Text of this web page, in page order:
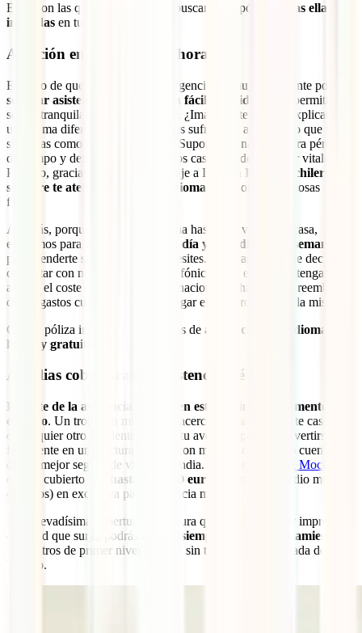
Estas son las que sin duda debes buscar en tu póliza,
todas ellas
incluidas en tu
Atención en tu idioma 24 horas
En caso de que surgiera alguna urgencia, es muy importante poder
solicitar asistencia de una forma fácil y rápida
que te permita
seguir tranquilamente con tu viaje. ¿Imaginas tener que explicar en
un idioma diferente al tuyo que has sufrido un accidente o que tienes
síntomas como fiebre o malestar? Supondría una verdadera pérdida
de tiempo y detalles que en muchos casos pueden resultar vitales.
Por ello, gracias a tu seguro de viaje a Islandia IATI Mochilero
siempre te atenderemos en tu idioma para ponerte las cosas
fáciles.
Además, porque el viaje no termina hasta que vuelves a casa,
estaremos para ti
las 24 horas del día y los 7 días de la semana
para atenderte siempre que lo necesites. Si durante tu viaje decides
contactar con nosotros por vía telefónica, para evitar que tengas que
asumir el coste de la llamada internacional, te haremos el reembolso
de los gastos cuando nos hagas llegar el comprobante de la misma.
Con tu póliza internacional gozarás de asistencia en tu idioma, 24
horas y gratuita
Amplias coberturas de asistencia médica
El coste de la asistencia médica en este destino es realmente muy
elevado. Un tropezón mientras te acercas a una imponente cascada
o cualquier otro incidente durante tu aventura podría convertirse
fácilmente en una factura médica con muchos ceros si no cuentas
con el mejor seguro de viaje a Islandia. Gracias a tu
IATI Mochilero
estarás cubierto con
hasta 600.000 euros
(sí, más de medio millón
de euros) en exclusiva para asistencia médica.
Esta elevadísima cobertura te asegura que, ante cualquier imprevisto
de salud que surja, podrás
recibir siempre el mejor tratamiento
los centros de primer nivel del país sin tener que poner nada de tu
bolsillo.